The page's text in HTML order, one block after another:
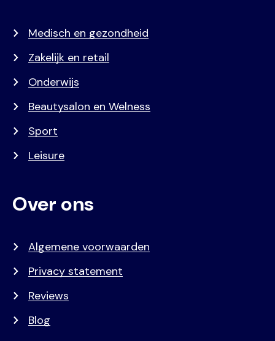
Medisch en gezondheid
Zakelijk en retail
Onderwijs
Beautysalon en Welness
Sport
Leisure
Over ons
Algemene voorwaarden
Privacy statement
Reviews
Blog